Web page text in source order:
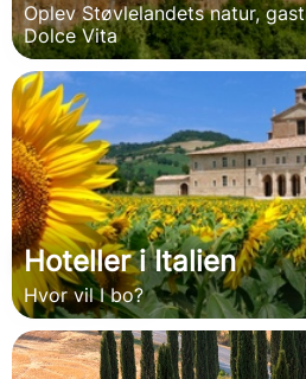
Oplev Støvlelandets natur,
Dolce Vita
Hoteller i Italien
Hvor vil I bo?